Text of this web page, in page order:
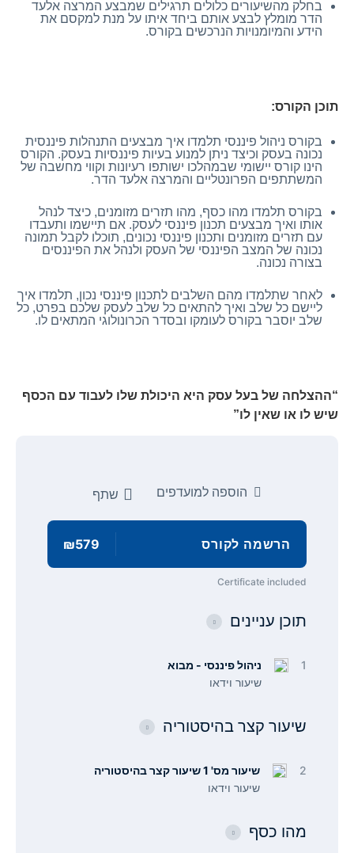
בחלק מהשיעורים כלולים תרגילים שמבצע המרצה אלעד
הדר מומלץ לבצע אותם ביחד איתו על מנת למקסם את
הידע והמיומנויות הנרכשים בקורס.
תוכן הקורס:
בקורס ניהול פיננסי תלמדו איך מבצעים התנהלות פיננסית
נכונה בעסק וכיצד ניתן למנוע בעיות פיננסיות בעסק. הקורס
הינו קורס יישומי שבמהלכו ישותפו רעיונות וקווי מחשבה של
המשתתפים הפרונטליים והמרצה אלעד הדר.
בקורס תלמדו מהו כסף, מהו תזרים מזומנים, כיצד לנהל
אותו ואיך מבצעים תכנון פיננסי לעסק. אם תיישמו ותעבדו
עם תזרים מזומנים ותכנון פיננסי נכונים, תוכלו לקבל תמונה
נכונה של המצב הפיננסי של העסק ולנהל את הפיננסים
בצורה נכונה.
לאחר שתלמדו מהם השלבים לתכנון פיננסי נכון, תלמדו איך
ליישם כל שלב ואיך להתאים כל שלב לעסק שלכם בפרט, כל
שלב יוסבר בקורס לעומקו ובסדר הכרונולוגי המתאים לו.
“ההצלחה של בעל עסק היא היכולת שלו לעבוד עם הכסף
שיש לו או שאין לו”
הוספה למועדפים שתף
הרשמה לקורס ₪579
Certificate included
תוכן עניינים
1
ניהול פיננסי - מבוא
שיעור וידאו
שיעור קצר בהיסטוריה
2
שיעור מס' 1 שיעור קצר בהיסטוריה
שיעור וידאו
מהו כסף